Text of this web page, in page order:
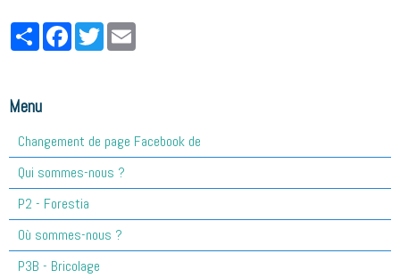
PartagerFacebookTwitter
Menu
Changement de page Facebook de
Qui sommes-nous ?
P2 - Forestia
Où sommes-nous ?
P3B - Bricolage